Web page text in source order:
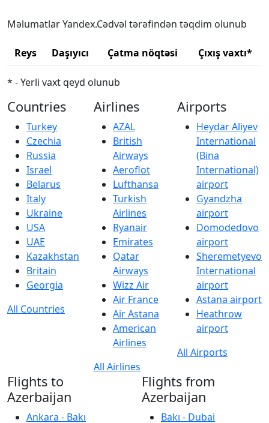
Məlumatlar Yandex.Cədvəl tərəfindən təqdim olunub
Reys Daşıyıcı Çatma nöqtəsi Çıxış vaxtı*
* - Yerli vaxt qeyd olunub
Countries
Turkey
Czechia
Russia
Israel
Belarus
Italy
Ukraine
USA
UAE
Kazakhstan
Britain
Georgia
All Countries
Airlines
AZAL
British
Airways
Aeroflot
Lufthansa
Turkish
Airlines
Ryanair
Emirates
Qatar
Airways
Wizz Air
Air France
Air Astana
American
Airlines
All Airlines
Airports
Heydar Aliyev
International
(Bina
International)
airport
Gyandzha
airport
Domodedovo
airport
Sheremetyevo
International
airport
Astana airport
Heathrow
airport
All Airports
Flights to
Azerbaijan
Ankara - Bakı
Flights from
Azerbaijan
Bakı - Dubai